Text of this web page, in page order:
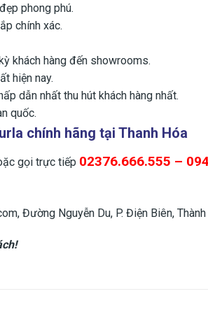
phong phú.
chính xác.
khách hàng đến showrooms.
hiện nay.
dẫn nhất thu hút khách hàng nhất.
quốc.
chính hãng tại Thanh Hóa
gọi trực tiếp 02376.666.555 –
Đường Nguyễn Du, P. Điện Biên,